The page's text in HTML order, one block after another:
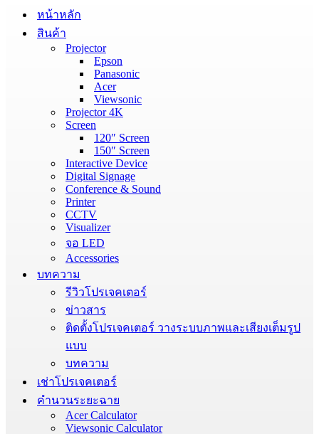
หน้าหลัก
สินค้า
Projector
Epson
Panasonic
Acer
Viewsonic
Projector 4K
Screen
120″ Screen
150″ Screen
Interactive Device
Digital Signage
Conference & Sound
Printer
CCTV
Visualizer
จอ LED
Accessories
บทความ
รีวิวโปรเจคเตอร์
ข่าวสาร
ติดตั้งโปรเจคเตอร์ วางระบบภาพและเสียงเต็มรูป
แบบ
บทความ
เช่าโปรเจคเตอร์
คำนวนระยะฉาย
Acer Calculator
Viewsonic Calculator